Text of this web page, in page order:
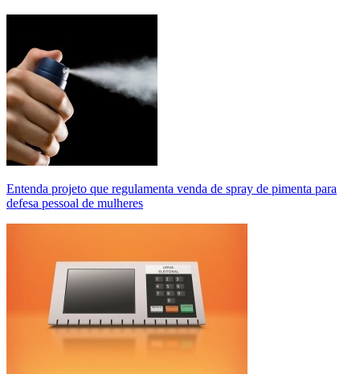
Entenda projeto que regulamenta venda de spray de pimenta para
defesa pessoal de mulheres